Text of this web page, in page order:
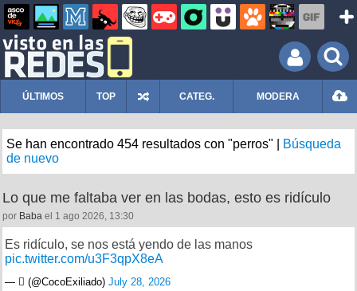
ÚLTIMOS TOP CATEG. MODERA
Se han encontrado 454 resultados con "perros" |
Búsqueda
de nuevo
Lo que me faltaba ver en las bodas, esto es ridículo
por Baba el 1 ago 2026, 13:30
Es ridículo, se nos está yendo de las manos
pic.twitter.com/u3F3qpX8eA
— ‏️ٓ‏️ (@CocoExiliado) July 28, 2026